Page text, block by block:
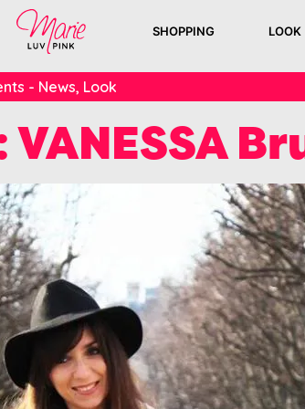
SHOPPING LOOK
- News, Look